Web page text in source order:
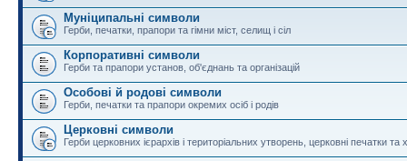
Муніципальні символи
Герби, печатки, прапори та гімни міст, селищ і сіл
Корпоративні символи
Герби та прапори установ, об'єднань та організацій
Особові й родові символи
Герби, печатки та прапори окремих осіб і родів
Церковні символи
Герби церковних ієрархів і територіальних утворень, церковні печатки та